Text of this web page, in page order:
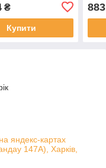
₴
Купити
яндекс-картах
147А), Харків,